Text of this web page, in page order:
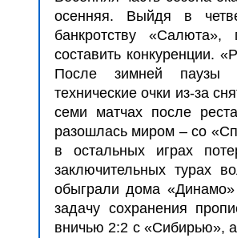
осенняя. Выйдя в
банкротству
составить конкуренции.
После зимней паузы
технические очки из-за
семи матчах после
разошлась миром – со
в остальных играх
заключительных турах
обыграли дома
задачу сохранения
вничью 2:2 с «Сибирью»,